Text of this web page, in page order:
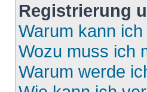
Registrierung
Warum kann
Wozu muss ich
Warum werde